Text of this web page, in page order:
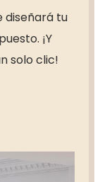
diseñará tu
¡Y
solo clic!